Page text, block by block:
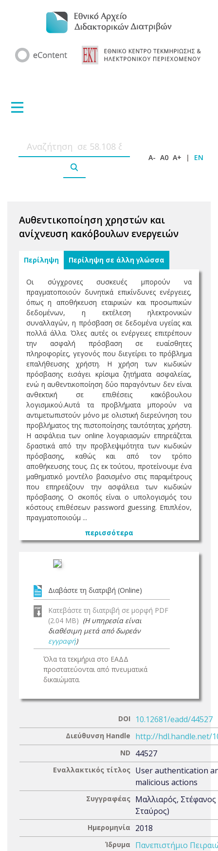
A- A0 A+ | EN
Αυθεντικοποίηση χρηστών και
ανίχνευση κακόβουλων ενεργειών
Περίληψη Περίληψη σε άλλη γλώσσα
Οι σύγχρονες συσκευές μπορούν να
πραγματοποιούν δυνητικά επικίνδυνες ενέργειες,
όπως η αποθήκευση εταιρικών και προσωπικών
δεδομένων, η εκτέλεση ηλεκτρονικών
συναλλαγών, η πρόσβαση σε δεδομένα υγείας και
πολλά άλλα. Όλες αυτές οι ενέργειες επιτρέπουν
την ασφαλή πρόσβαση σε ευαίσθητες
πληροφορίες, γεγονός που διεγείρει το πρόβλημα
επαλήθευσης χρήστη. Η χρήση των κωδικών
πρόσβασης εισάγει κρίσιμα ζητήματα ασφαλείας,
ενώ η αυθεντικοποίηση δύο παραγόντων δεν είναι
ανθεκτική σε επιθέσεις κακόβουλου
λογισμικού.Αυτά τα προβλήματα μπορούν να
αντιμετωπιστούν μόνο με ολιστική διερεύνηση του
προβλήματος της πιστοποίησης ταυτότητας χρήστη.
Η ασφάλεια των online λογαριασμών επηρεάζεται
δραστικά από την προβλεψιμότητα των κωδικών
πρόσβασης, καθώς και από τον τρόπο
αποθήκευσης τους. Ως εκ τούτου, προτείνουμε ένα
μαθηματικό μοντέλο βασισμένο στις παραμέτρους
που επηρεάζουν την ασφάλεια των κωδικών
πρόσβασης. Ο σκοπός είναι ο υπολογισμός του
κόστους επιθέσεων password guessing. Επιπλέον,
πραγματοποιούμ ...
περισσότερα
Διαβάστε τη διατριβή (Online)
Κατεβάστε τη διατριβή σε μορφή PDF
(2.04 MB) (Η υπηρεσία είναι
διαθέσιμη μετά από δωρεάν
εγγραφή)
Όλα τα τεκμήρια στο ΕΑΔΔ
προστατεύονται από πνευματικά
δικαιώματα.
DOI 10.12681/eadd/44527
Διεύθυνση Handle http://hdl.handle.net/
ND 44527
Εναλλακτικός τίτλος User authentication
malicious actions
Συγγραφέας Μαλλιαρός,
Σταύρος)
Ημερομηνία 2018
Ίδρυμα
Πανεπιστήμιο